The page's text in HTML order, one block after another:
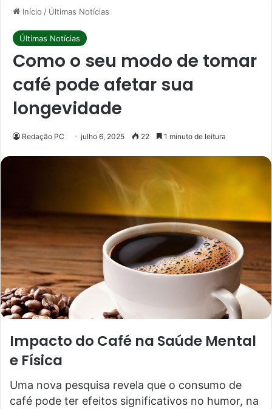
Início / Últimas Notícias
Últimas Notícias
Como o seu modo de tomar
café pode afetar sua
longevidade
Redação PC julho 6, 2025 22 1 minuto de leitura
Impacto do Café na Saúde Mental
e Física
Uma nova pesquisa revela que o consumo de
café pode ter efeitos significativos no humor, na